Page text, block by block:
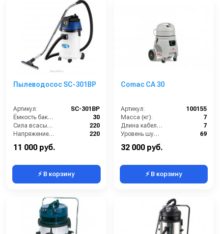
Пылеводосос SC-301ВР
Артикул:
SC-301ВР
Ёмкость бака (л):
30
Сила всасывания (мбар):
220
Напряжение (В):
220
11 000 руб.
⚡ В корзину
Comac CA 30
Артикул:
100155
Масса (кг):
7
Длина кабеля (м):
7
Уровень шума (дБ):
69
32 000 руб.
⚡ В корзину